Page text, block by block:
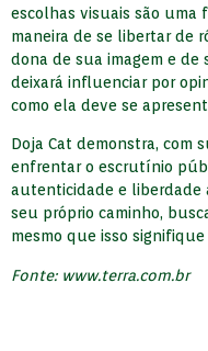
escolhas visuais são uma
maneira de se libertar de
dona de sua imagem e de
deixará influenciar por
como ela deve se
Doja Cat demonstra, com
enfrentar o escrutínio
autenticidade e liberdade
seu próprio caminho,
mesmo que isso
Fonte: www.terra.com.br